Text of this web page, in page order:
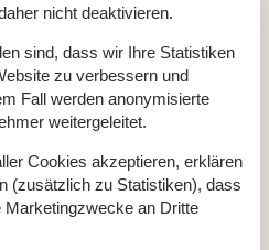
nicht deaktivieren.
sind, dass wir Ihre Statistiken
zu verbessern und
Fall werden anonymisierte
weitergeleitet.
Cookies akzeptieren, erklären
(zusätzlich zu Statistiken), dass
an Dritte